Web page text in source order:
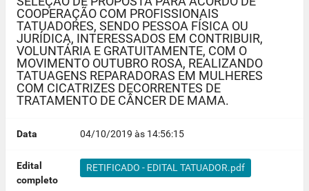
COOPERAÇÃO COM PROFISSIONAIS
TATUADORES, SENDO PESSOA FÍSICA OU
JURÍDICA, INTERESSADOS EM CONTRIBUIR,
VOLUNTÁRIA E GRATUITAMENTE, COM O
MOVIMENTO OUTUBRO ROSA, REALIZANDO
TATUAGENS REPARADORAS EM MULHERES
COM CICATRIZES DECORRENTES DE
TRATAMENTO DE CÂNCER DE MAMA.
Data 04/10/2019 às 14:56:15
Edital
completo
RETIFICADO - EDITAL TATUADOR.pdf